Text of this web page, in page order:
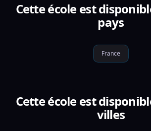
Cette école est
pays
France
Cette école est
villes